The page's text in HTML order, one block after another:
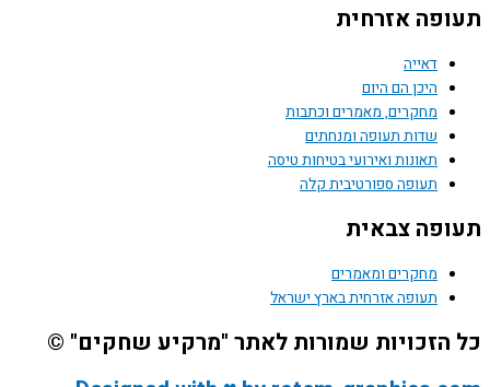
תעופה אזרחית
דאייה
היכן הם היום
מחקרים, מאמרים וכתבות
שדות תעופה ומנחתים
תאונות ואירועי בטיחות טיסה
תעופה ספורטיבית קלה
תעופה צבאית
מחקרים ומאמרים
תעופה אזרחית בארץ ישראל
כל הזכויות שמורות לאתר "מרקיע שחקים" ©